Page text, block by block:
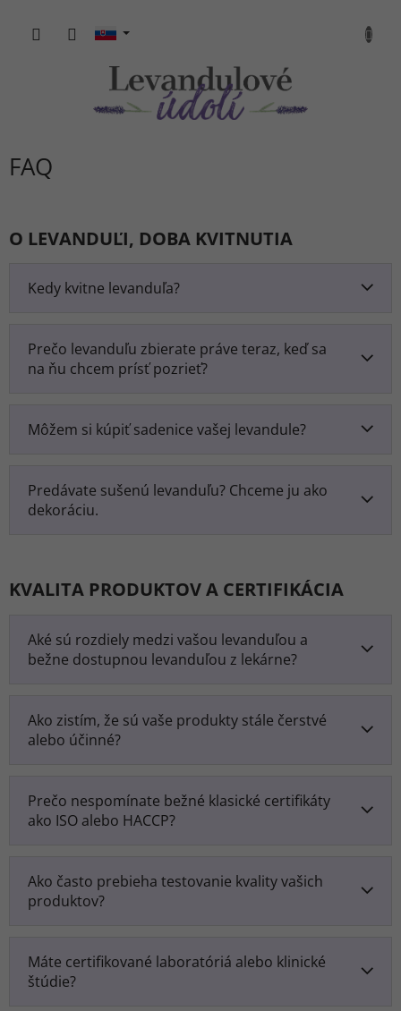
obsah
KOŠÍK
FAQ
O LEVANDUĽI, DOBA KVITNUTIA
Kedy kvitne levanduľa?
Prečo levanduľu zbierate práve teraz, keď sa
na ňu chcem prísť pozrieť?
Môžem si kúpiť sadenice vašej levandule?
Predávate sušenú levanduľu? Chceme ju ako
dekoráciu.
KVALITA PRODUKTOV A CERTIFIKÁCIA
Aké sú rozdiely medzi vašou levanduľou a
bežne dostupnou levanduľou z lekárne?
Ako zistím, že sú vaše produkty stále čerstvé
alebo účinné?
Prečo nespomínate bežné klasické certifikáty
ako ISO alebo HACCP?
Ako často prebieha testovanie kvality vašich
produktov?
Máte certifikované laboratóriá alebo klinické
štúdie?